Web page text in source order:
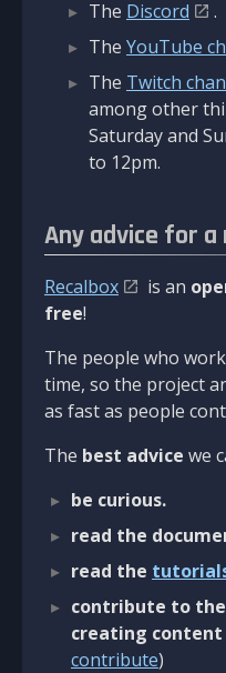
The Discord
.
The YouTube
The Twitch
among other
Saturday and
to 12pm.
Any advice for a
Recalbox is an
free!
The people who
time, so the project
as fast as people
The best advice we
be curious.
read the
read the
contribute to
creating
contribute)